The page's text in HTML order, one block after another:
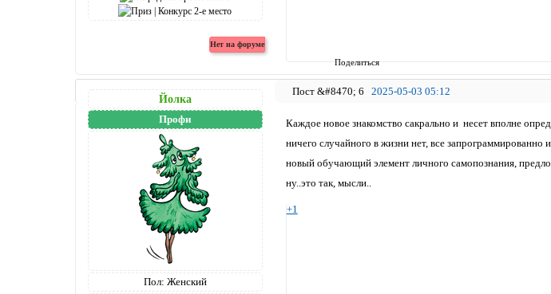
Поделиться
6 2025-05-03 05:12
Йолка
Профи
Пол: Женский
Каждое новое знакомство сакрально и несет вполне
ничего случайного в жизни нет, все
новый обучающий элемент личного самопознания,
ну..это так, мысли..
+1